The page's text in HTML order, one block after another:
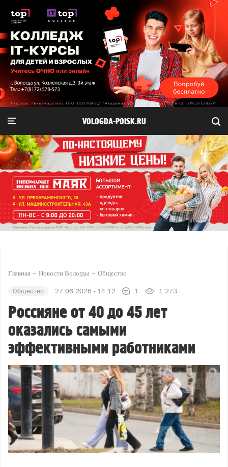
VOLOGDA-POISK.RU
Главная Новости Вологды Общество
Общество 27.06.2026 - 14:12 1 1 273
Россияне от 40 до 45 лет
оказались самыми
эффективными работниками